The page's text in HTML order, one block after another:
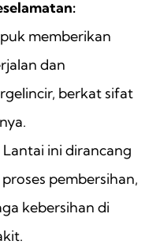
memberikan
dan
berkat sifat
Lantai ini dirancang
pembersihan,
kebersihan di